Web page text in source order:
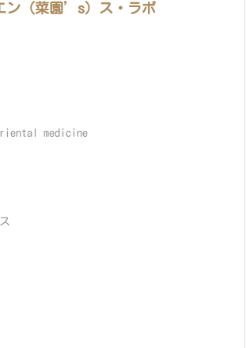
ン（菜園’s）ス・ラボ
medicine